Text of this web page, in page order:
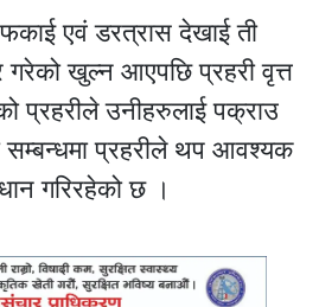
एवं डरत्रास देखाई ती
गरेको खुल्न आएपछि प्रहरी वृत्त
प्रहरीले उनीहरुलाई पक्राउ
सम्बन्धमा प्रहरीले थप आवश्यक
गरिरहेको छ ।